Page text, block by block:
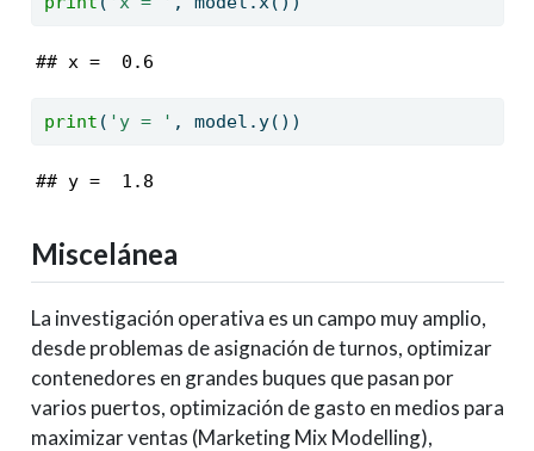
## x =  0.6
print ( 'y = ' , model.y())
## y =  1.8
Miscelánea
La investigación operativa es un campo muy amplio,
desde problemas de asignación de turnos, optimizar
contenedores en grandes buques que pasan por
varios puertos, optimización de gasto en medios para
maximizar ventas (Marketing Mix Modelling),